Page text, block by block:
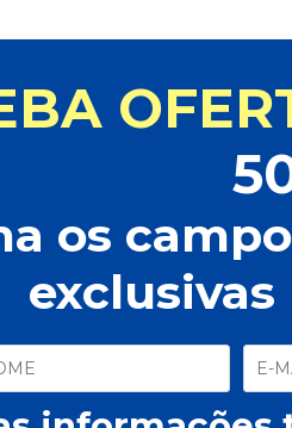
os
exclusivas